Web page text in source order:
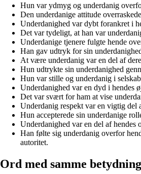
Hun var ydmyg og underdanig
Den underdanige attitude
Underdanighed var dybt forankret i
Det var tydeligt, at han var
Underdanige tjenere fulgte hende
Han gav udtryk for sin
At være underdanig var en del af
Hun udtrykte sin underdanighed
Hun var stille og underdanig i
Underdanighed var en dyd i hendes
Det var svært for ham at vise
Underdanig respekt var en vigtig del
Hun accepterede sin underdanige
Underdanighed var en del af hendes
Han følte sig underdanig overfor
autoritet.
Ord med samme betydning